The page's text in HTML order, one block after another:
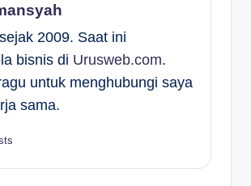
2009. Saat ini
bisnis di Urusweb.com.
untuk menghubungi saya
sama.